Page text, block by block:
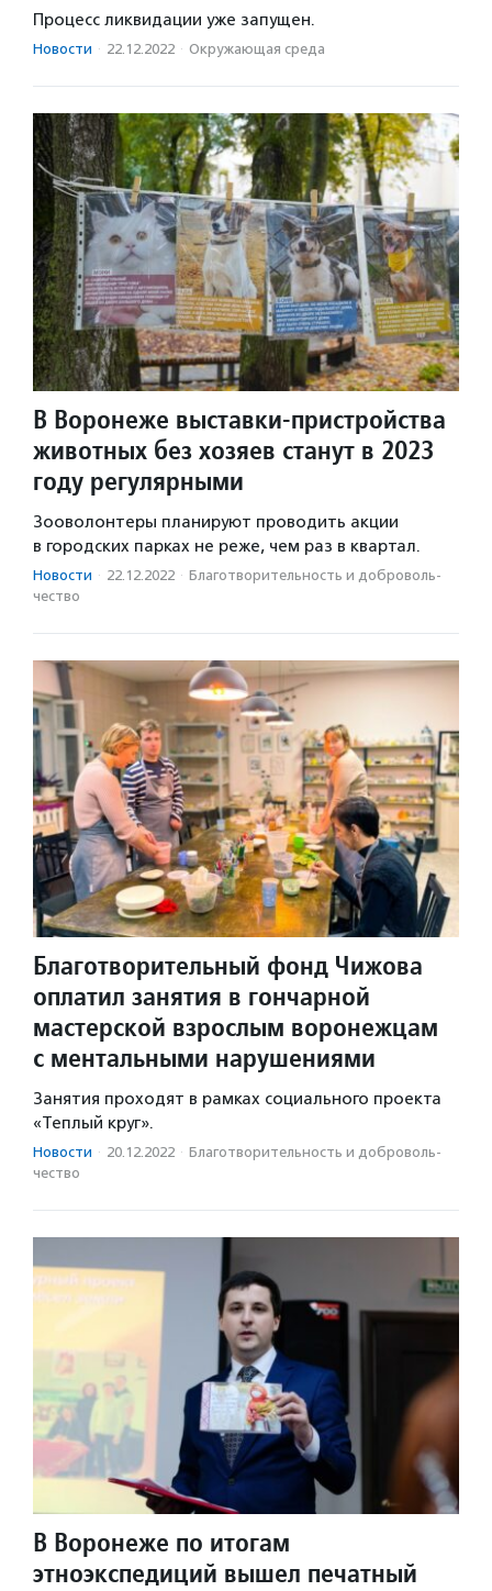
Процесс ликвидации уже запущен.
Новости · 22.12.2022 · Окружающая среда
В Воронеже выставки-пристройства
животных без хозяев станут в 2023
году регулярными
Зооволонтеры планируют проводить акции
в городских парках не реже, чем раз в квартал.
Новости · 22.12.2022 · Благотвори­тель­ность и доброволь­
чест­во
Благотворительный фонд Чижова
оплатил занятия в гончарной
мастерской взрослым воронежцам
с ментальными нарушениями
Занятия проходят в рамках социального проекта
«Теплый круг».
Новости · 20.12.2022 · Благотвори­тель­ность и доброволь­
чест­во
В Воронеже по итогам
этноэкспедиций вышел печатный